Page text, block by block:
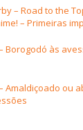
– Road to the
– Primeiras
Borogodó às
Amaldiçoado ou